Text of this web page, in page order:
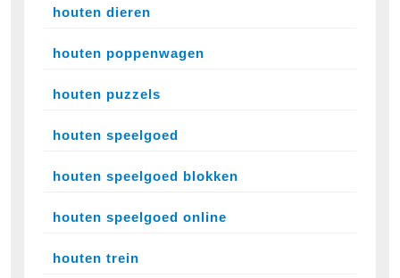
houten dieren
houten poppenwagen
houten puzzels
houten speelgoed
houten speelgoed blokken
houten speelgoed online
houten trein